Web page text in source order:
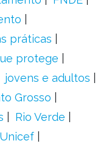
práticas
protege
jovens e adultos
Grosso
Rio Verde